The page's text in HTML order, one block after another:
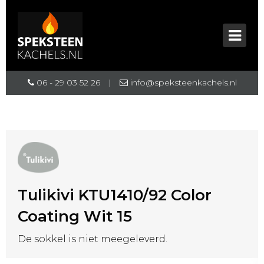
06 - 29 03 52 26 | info@speksteenkachels.nl
Tulikivi KTU1410/92 Color
Coating Wit 15
De sokkel is niet meegeleverd.